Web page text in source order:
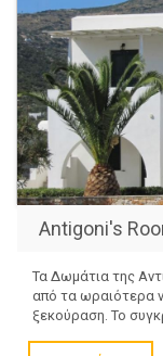
Antigoni's
Τα Δωμάτια της
από τα ωραιότερα
ξεκούραση. Το